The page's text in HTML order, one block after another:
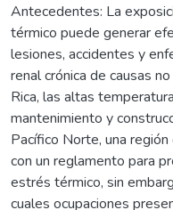
Antecedentes: La
térmico puede generar
lesiones, accidentes y
renal crónica de causas
Rica, las altas
mantenimiento y
Pacífico Norte, una
con un reglamento para
estrés térmico, sin
cuales ocupaciones